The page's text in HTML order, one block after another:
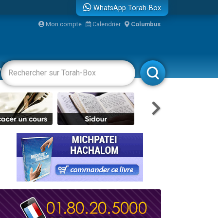
WhatsApp Torah-Box
Mon compte Calendrier Columbus
Livres Rabbanim